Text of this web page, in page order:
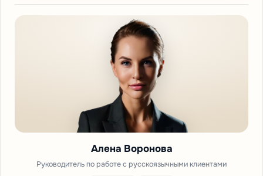
Алена Воронова
Руководитель по работе с русскоязычными клиентами